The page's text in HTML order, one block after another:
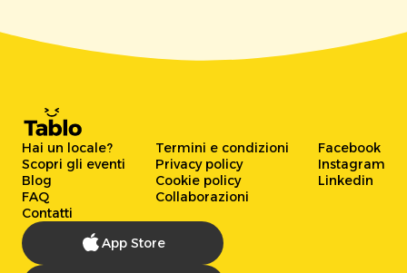
Hai un locale?
Scopri gli eventi
Blog
FAQ
Contatti
Termini e condizioni
Privacy policy
Cookie policy
Collaborazioni
Facebook
Instagram
Linkedin
App Store